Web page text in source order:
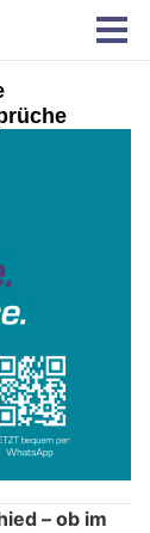
– ob im